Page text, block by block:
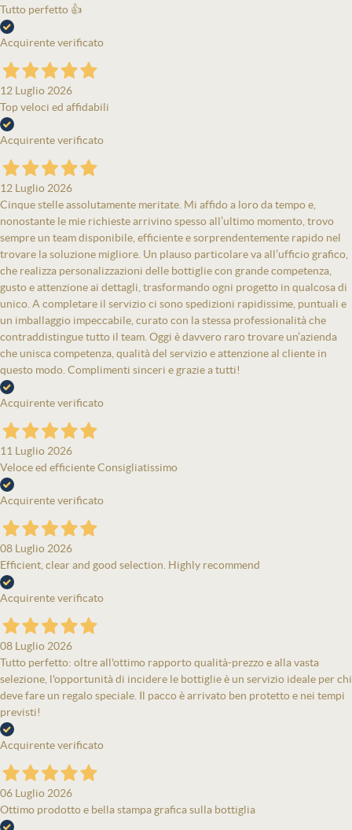
Tutto perfetto 👍
Acquirente verificato
12 Luglio 2026
Top veloci ed affidabili
Acquirente verificato
12 Luglio 2026
Cinque stelle assolutamente meritate. Mi affido a loro da tempo e,
nonostante le mie richieste arrivino spesso all’ultimo momento, trovo
sempre un team disponibile, efficiente e sorprendentemente rapido nel
trovare la soluzione migliore. Un plauso particolare va all’ufficio grafico,
che realizza personalizzazioni delle bottiglie con grande competenza,
gusto e attenzione ai dettagli, trasformando ogni progetto in qualcosa di
unico. A completare il servizio ci sono spedizioni rapidissime, puntuali e
un imballaggio impeccabile, curato con la stessa professionalità che
contraddistingue tutto il team. Oggi è davvero raro trovare un’azienda
che unisca competenza, qualità del servizio e attenzione al cliente in
questo modo. Complimenti sinceri e grazie a tutti!
Acquirente verificato
11 Luglio 2026
Veloce ed efficiente Consigliatissimo
Acquirente verificato
08 Luglio 2026
Efficient, clear and good selection. Highly recommend
Acquirente verificato
08 Luglio 2026
Tutto perfetto: oltre all'ottimo rapporto qualità-prezzo e alla vasta
selezione, l'opportunità di incidere le bottiglie è un servizio ideale per chi
deve fare un regalo speciale. Il pacco è arrivato ben protetto e nei tempi
previsti!
Acquirente verificato
06 Luglio 2026
Ottimo prodotto e bella stampa grafica sulla bottiglia